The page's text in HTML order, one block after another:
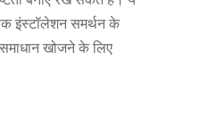
इंस्टॉलेशन समर्थन के
खोजने के लिए